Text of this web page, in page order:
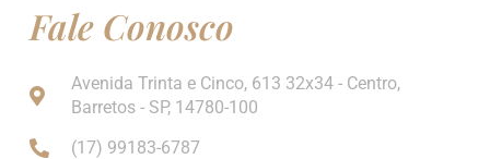
Fale Conosco
Avenida Trinta e Cinco, 613 32x34 - Centro,
Barretos - SP, 14780-100
(17) 99183-6787